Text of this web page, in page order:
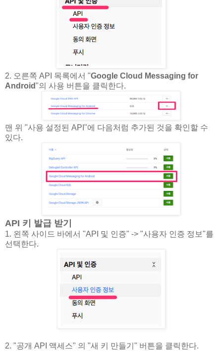
2. 오른쪽 API 목록에서 "Google Cloud Messaging for
Android"의 사용 버튼을 클릭한다.
맨 위 "사용 설정된 API"에 다음처럼 추가된 것을 확인할 수
있다.
API 키 발급 받기
1. 왼쪽 사이드 바에서 "API 및 인증" -> "사용자 인증 정보"를
선택한다.
2. "공개 API 액세스" 의 "새 키 만들기" 버튼을 클릭한다.